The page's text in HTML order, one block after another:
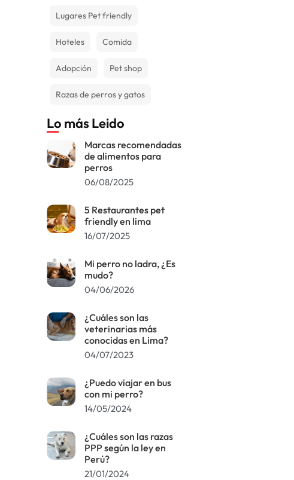
Lugares Pet friendly
Hoteles Comida
Adopción Pet shop
Razas de perros y gatos
Lo más Leido
Marcas recomendadas
de alimentos para
perros
06/08/2025
5 Restaurantes pet
friendly en lima
16/07/2025
Mi perro no ladra, ¿Es
mudo?
04/06/2026
¿Cuáles son las
veterinarias más
conocidas en Lima?
04/07/2023
¿Puedo viajar en bus
con mi perro?
14/05/2024
¿Cuáles son las razas
PPP según la ley en
Perú?
21/01/2024